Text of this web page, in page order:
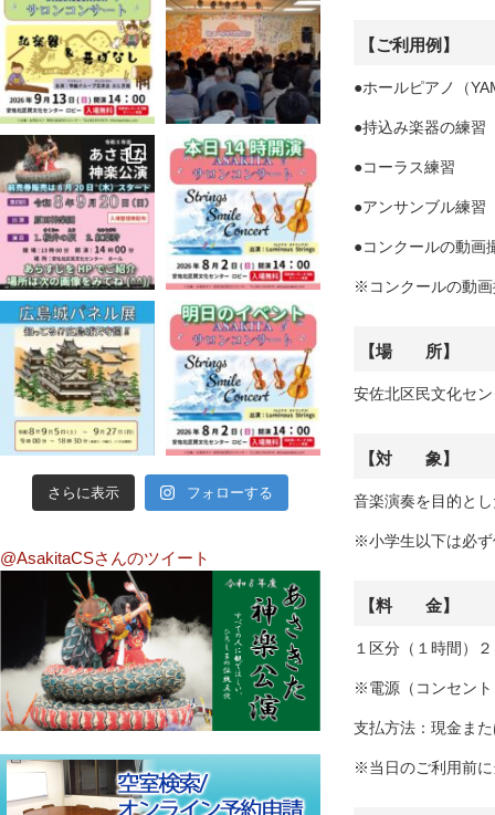
【ご利用例】
●ホールピアノ（
●持込み楽器の練習
●コーラス練習
●アンサンブル練習
●コンクールの動画
※コンクールの動
【場 所】
安佐北区民文化セ
【対 象】
音楽演奏を目的と
※小学生以下は必
【料 金】
１区分（１時間）
※電源（コンセント
支払方法：現金ま
※当日のご利用前
さらに表示 フォローする
@AsakitaCSさんのツイート